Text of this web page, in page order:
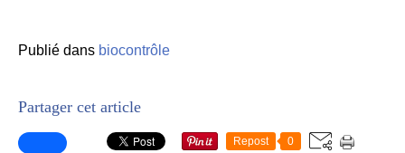
Publié dans biocontrôle
Partager cet article
Repost 0